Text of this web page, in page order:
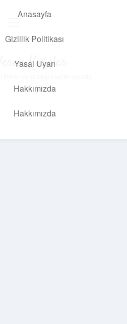
Anasayfa
Gizlilik Politikası
Yasal Uyarı
Hakkımızda
Hakkımızda
Köşeler